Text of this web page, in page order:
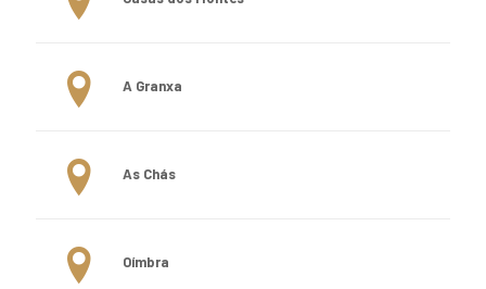
A Granxa
As Chás
Oímbra